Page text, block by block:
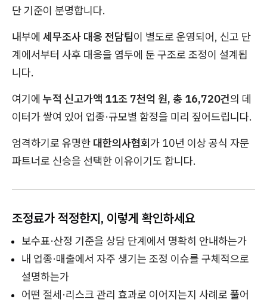
단 기준이 분명합니다.
내부에 세무조사 대응 전담팀이 별도로 운영되어, 신고 단
계에서부터 사후 대응을 염두에 둔 구조로 조정이 설계됩
니다.
여기에누적 신고가액 11조 7천억 원, 총 16,720건의 데
이터가 쌓여 있어 업종·규모별 함정을 미리 짚어드립니다.
엄격하기로 유명한 대한의사협회가 10년 이상 공식 자문
파트너로 신승을 선택한 이유이기도 합니다.
조정료가 적정한지, 이렇게 확인하세요
보수표·산정 기준을 상담 단계에서 명확히 안내하는가
내 업종·매출에서 자주 생기는 조정 이슈를 구체적으로
설명하는가
어떤 절세·리스크 관리 효과로 이어지는지 사례로 풀어